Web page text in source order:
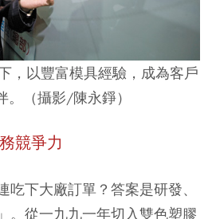
，以豐富模具經驗，成為客戶
。（攝影/陳永錚）
競爭力
吃下大廠訂單？答案是研發、
。從一九九一年切入雙色塑膠